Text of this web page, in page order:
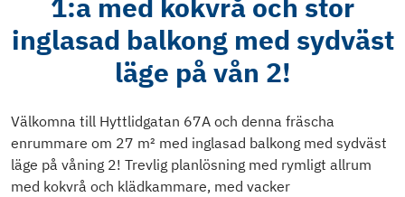
inglasad balkong med sydväst
läge på vån 2!
Välkomna till Hyttlidgatan 67A och denna fräscha
enrummare om 27 m² med inglasad balkong med sydväst
läge på våning 2! Trevlig planlösning med rymligt allrum
med kokvrå och klädkammare, med vacker